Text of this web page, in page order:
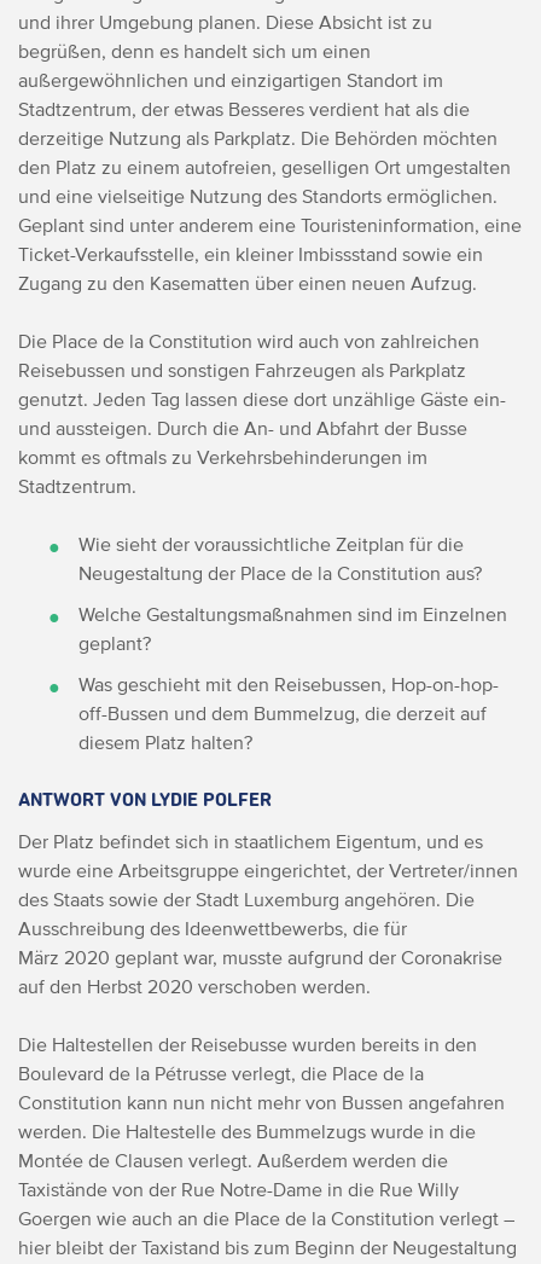
und ihrer Umgebung planen. Diese Absicht ist zu
begrüßen, denn es handelt sich um einen
außergewöhnlichen und einzigartigen Standort im
Stadtzentrum, der etwas Besseres verdient hat als die
derzeitige Nutzung als Parkplatz. Die Behörden möchten
den Platz zu einem autofreien, geselligen Ort umgestalten
und eine vielseitige Nutzung des Standorts ermöglichen.
Geplant sind unter anderem eine Touristeninformation, eine
Ticket-Verkaufsstelle, ein kleiner Imbissstand sowie ein
Zugang zu den Kasematten über einen neuen Aufzug.
Die Place de la Constitution wird auch von zahlreichen
Reisebussen und sonstigen Fahrzeugen als Parkplatz
genutzt. Jeden Tag lassen diese dort unzählige Gäste ein-
und aussteigen. Durch die An- und Abfahrt der Busse
kommt es oftmals zu Verkehrsbehinderungen im
Stadtzentrum.
Wie sieht der voraussichtliche Zeitplan für die
Neugestaltung der Place de la Constitution aus?
Welche Gestaltungsmaßnahmen sind im Einzelnen
geplant?
Was geschieht mit den Reisebussen, Hop-on-hop-
off-Bussen und dem Bummelzug, die derzeit auf
diesem Platz halten?
ANTWORT VON LYDIE POLFER
Der Platz befindet sich in staatlichem Eigentum, und es
wurde eine Arbeitsgruppe eingerichtet, der Vertreter/innen
des Staats sowie der Stadt Luxemburg angehören. Die
Ausschreibung des Ideenwettbewerbs, die für
März 2020 geplant war, musste aufgrund der Coronakrise
auf den Herbst 2020 verschoben werden.
Die Haltestellen der Reisebusse wurden bereits in den
Boulevard de la Pétrusse verlegt, die Place de la
Constitution kann nun nicht mehr von Bussen angefahren
werden. Die Haltestelle des Bummelzugs wurde in die
Montée de Clausen verlegt. Außerdem werden die
Taxistände von der Rue Notre-Dame in die Rue Willy
Goergen wie auch an die Place de la Constitution verlegt –
hier bleibt der Taxistand bis zum Beginn der Neugestaltung